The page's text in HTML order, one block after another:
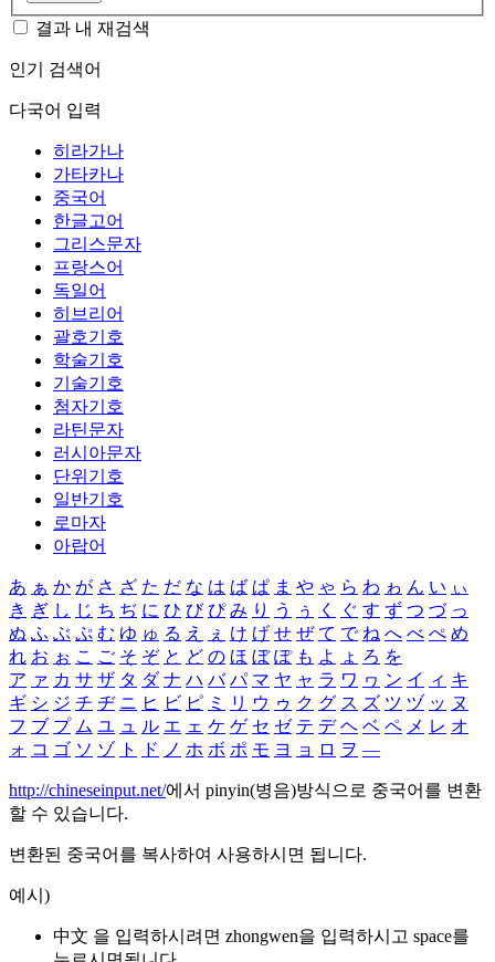
결과 내 재검색
인기 검색어
다국어 입력
히라가나
가타카나
중국어
한글고어
그리스문자
프랑스어
독일어
히브리어
괄호기호
학술기호
기술기호
첨자기호
라틴문자
러시아문자
단위기호
일반기호
로마자
아랍어
あ ぁ か が さ ざ た だ な は ば ぱ ま や ゃ ら わ ゎ ん い ぃ
き ぎ し じ ち ぢ に ひ び ぴ み り う ぅ く ぐ す ず つ づ っ
ぬ ふ ぶ ぷ む ゆ ゅ る え ぇ け げ せ ぜ て で ね へ べ ぺ め
れ お ぉ こ ご そ ぞ と ど の ほ ぼ ぽ も よ ょ ろ を
ア ァ カ サ ザ タ ダ ナ ハ バ パ マ ヤ ャ ラ ワ ヮ ン イ ィ キ
ギ シ ジ チ ヂ ニ ヒ ビ ピ ミ リ ウ ゥ ク グ ス ズ ツ ヅ ッ ヌ
フ ブ プ ム ユ ュ ル エ ェ ケ ゲ セ ゼ テ デ ヘ ベ ペ メ レ オ
ォ コ ゴ ソ ゾ ト ド ノ ホ ボ ポ モ ヨ ョ ロ ヲ ―
http://chineseinput.net/에서 pinyin(병음)방식으로 중국어를 변환
할 수 있습니다.
변환된 중국어를 복사하여 사용하시면 됩니다.
예시)
中文 을 입력하시려면 zhongwen을 입력하시고 space를